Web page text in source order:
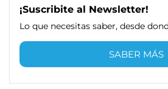
¡Suscribite al Newsletter!
Lo que necesitas saber, desde
SABER MÁS